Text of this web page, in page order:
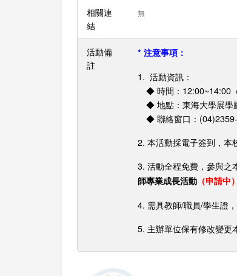
相關連
結
無
活動備
註
* 注意事項：
1. 活動資訊：
◆ 時間：12:00~14:00
◆ 地點：東海大學展學
◆ 聯絡窗口：(04)2359-
2. 本活動採電子簽到，本
3. 活動全程免費，參與之
師專業成長活動 （申請中）
4. 需具教師/職員/學生證
5. 主辦單位保有修改變更